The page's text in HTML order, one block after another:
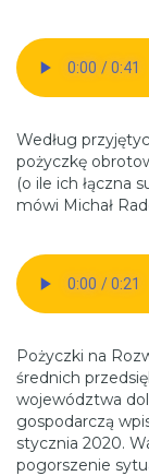
Według
pożyczkę
(o ile ich łączna
mówi Michał
Pożyczki na
średnich
województwa
gospodarczą
stycznia 2020.
pogorszenie